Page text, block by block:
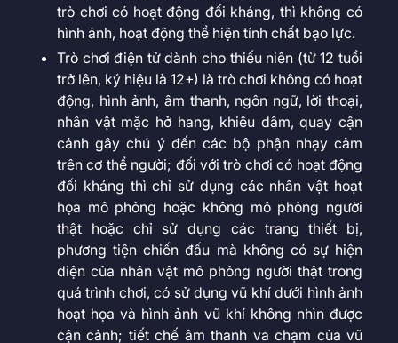
trò chơi có hoạt động đối kháng, thì không có
hình ảnh, hoạt động thể hiện tính chất bạo lực.
Trò chơi điện tử dành cho thiếu niên (từ 12 tuổi
trở lên, ký hiệu là 12+) là trò chơi không có hoạt
động, hình ảnh, âm thanh, ngôn ngữ, lời thoại,
nhân vật mặc hở hang, khiêu dâm, quay cận
cảnh gây chú ý đến các bộ phận nhạy cảm
trên cơ thể người; đối với trò chơi có hoạt động
đối kháng thì chỉ sử dụng các nhân vật hoạt
họa mô phỏng hoặc không mô phỏng người
thật hoặc chỉ sử dụng các trang thiết bị,
phương tiện chiến đấu mà không có sự hiện
diện của nhân vật mô phỏng người thật trong
quá trình chơi, có sử dụng vũ khí dưới hình ảnh
hoạt họa và hình ảnh vũ khí không nhìn được
cận cảnh; tiết chế âm thanh va chạm của vũ